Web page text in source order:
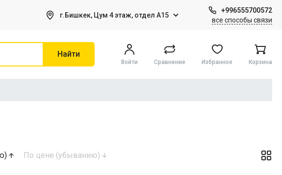
г.Бишкек, Цум 4 этаж, отдел А15
+996555700572
все способы связи
Цифровые товары (Подписки PSN, Xbox, Steam, ПК)
Найти
Войти Сравнение Избранное Корзина
По цене (убыванию)